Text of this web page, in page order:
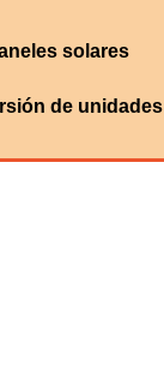
solares
de unidades